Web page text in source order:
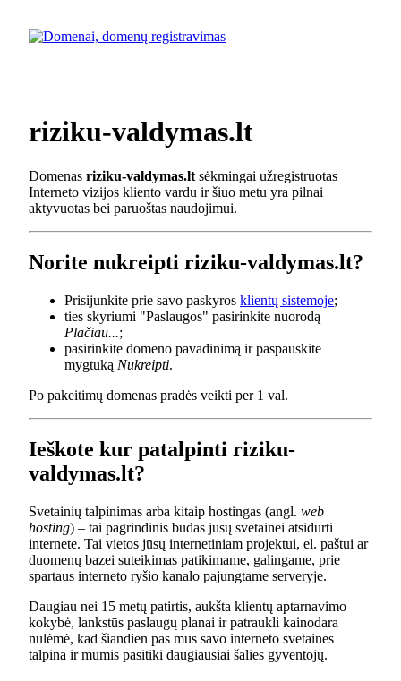
riziku-valdymas.lt
Domenas riziku-valdymas.lt sėkmingai užregistruotas
Interneto vizijos kliento vardu ir šiuo metu yra pilnai
aktyvuotas bei paruoštas naudojimui.
Norite nukreipti riziku-valdymas.lt?
Prisijunkite prie savo paskyros klientų sistemoje;
ties skyriumi "Paslaugos" pasirinkite nuorodą
Plačiau...;
pasirinkite domeno pavadinimą ir paspauskite
mygtuką Nukreipti.
Po pakeitimų domenas pradės veikti per 1 val.
Ieškote kur patalpinti riziku-
valdymas.lt?
Svetainių talpinimas arba kitaip hostingas (angl. web
hosting) – tai pagrindinis būdas jūsų svetainei atsidurti
internete. Tai vietos jūsų internetiniam projektui, el. paštui ar
duomenų bazei suteikimas patikimame, galingame, prie
spartaus interneto ryšio kanalo pajungtame serveryje.
Daugiau nei 15 metų patirtis, aukšta klientų aptarnavimo
kokybė, lankstūs paslaugų planai ir patraukli kainodara
nulėmė, kad šiandien pas mus savo interneto svetaines
talpina ir mumis pasitiki daugiausiai šalies gyventojų.